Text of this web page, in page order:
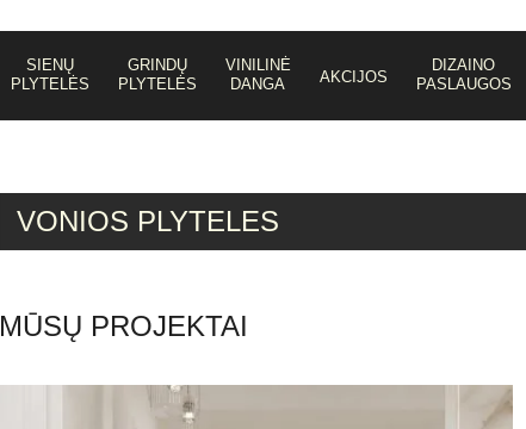
SIENŲ
PLYTELĖS
GRINDŲ
PLYTELĖS
VINILINĖ
DANGA
AKCIJOS
DIZAINO
PASLAUGOS
VONIOS PLYTELES
MŪSŲ PROJEKTAI